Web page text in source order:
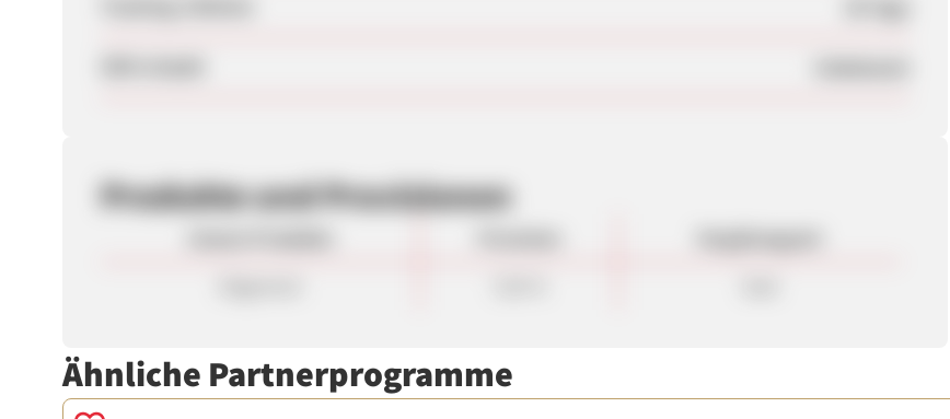
Produkte und Provisionen
Ähnliche Partnerprogramme